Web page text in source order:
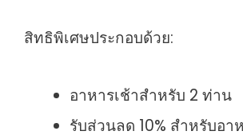
สิทธิพิเศษประกอบด้วย:
อาหารเช้าสำหรับ 2 ท่าน
รับส่วนลด 10% สำหรับอา